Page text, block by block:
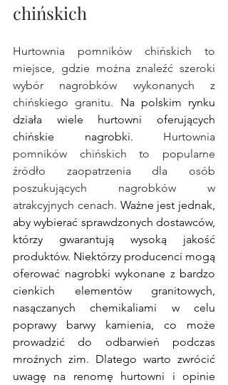
chińskich
Hurtownia pomników chińskich to
miejsce, gdzie można znaleźć szeroki
wybór nagrobków wykonanych z
chińskiego granitu.
Na polskim rynku
działa wiele hurtowni oferujących
chińskie nagrobki. Hurtownia
pomników chińskich to popularne
źródło zaopatrzenia dla osób
poszukujących nagrobków w
atrakcyjnych cenach. Ważne jest jednak,
aby wybierać sprawdzonych dostawców,
którzy gwarantują wysoką jakość
produktów. Niektórzy producenci mogą
oferować nagrobki wykonane z bardzo
cienkich elementów granitowych,
nasączanych chemikaliami w celu
poprawy barwy kamienia, co może
prowadzić do odbarwień podczas
mroźnych zim. Dlatego warto zwrócić
uwagę na renomę hurtowni i opinie